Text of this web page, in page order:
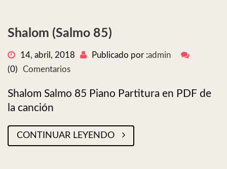
Shalom (Salmo 85)
14, abril, 2018 Publicado por :admin
(0)
Comentarios
Shalom Salmo 85 Piano Partitura en PDF de
la canción
CONTINUAR LEYENDO